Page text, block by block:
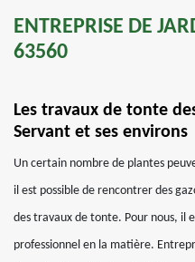
ENTREPRISE DE
63560
Les travaux de tonte
Servant et ses environs
Un certain nombre de plantes
il est possible de rencontrer des
des travaux de tonte. Pour nous, il
professionnel en la matière.